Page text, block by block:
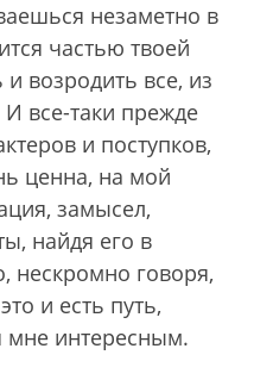
незаметно в
частью твоей
возродить все, из
все-таки прежде
и поступков,
ценна, на мой
замысел,
найдя его в
говоря,
и есть путь,
мне интересным.